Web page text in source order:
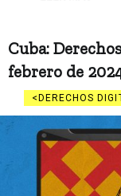
Cuba:
febrero de
DERECHOS